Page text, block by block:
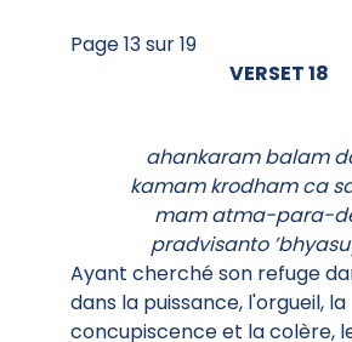
Page 13 sur 19
VERSET 18
ahankaram balam
kamam krodham ca
mam atma-para-
pradvisanto
Ayant cherché son refuge
dans la puissance, l'orgueil, la
concupiscence et la colère,